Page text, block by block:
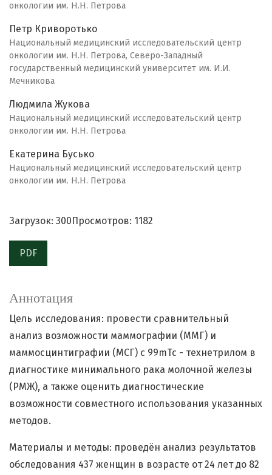
онкологии им. Н.Н. Петрова
Петр Криворотько
Национальный медицинский исследовательский центр
онкологии им. Н.Н. Петрова, Северо-Западный
государственный медицинский университет им. И.И.
Мечникова
Людмила Жукова
Национальный медицинский исследовательский центр
онкологии им. Н.Н. Петрова
Екатерина Бусько
Национальный медицинский исследовательский центр
онкологии им. Н.Н. Петрова
Загрузок: 300 Просмотров: 1182
PDF
Аннотация
Цель исследования: провести сравнительный
анализ возможности маммографии (ММГ) и
маммосцинтиграфии (МСГ) с 99mTc - технетрилом в
диагностике минимального рака молочной железы
(РМЖ), а также оценить диагностические
возможности совместного использования указанных
методов.
Материалы и методы: проведён анализ результатов
обследования 437 женщин в возрасте от 24 лет до 82